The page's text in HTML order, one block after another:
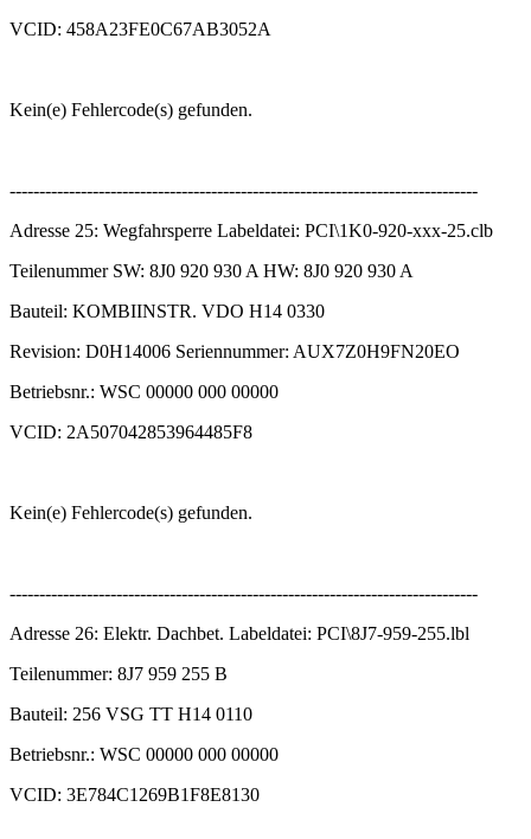
VCID: 458A23FE0C67AB3052A
Kein(e) Fehlercode(s) gefunden.
-------------------------------------------------------------------------------
Adresse 25: Wegfahrsperre Labeldatei: PCI\1K0-920-xxx-25.clb
Teilenummer SW: 8J0 920 930 A HW: 8J0 920 930 A
Bauteil: KOMBIINSTR. VDO H14 0330
Revision: D0H14006 Seriennummer: AUX7Z0H9FN20EO
Betriebsnr.: WSC 00000 000 00000
VCID: 2A507042853964485F8
Kein(e) Fehlercode(s) gefunden.
-------------------------------------------------------------------------------
Adresse 26: Elektr. Dachbet. Labeldatei: PCI\8J7-959-255.lbl
Teilenummer: 8J7 959 255 B
Bauteil: 256 VSG TT H14 0110
Betriebsnr.: WSC 00000 000 00000
VCID: 3E784C1269B1F8E8130